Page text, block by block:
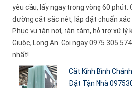
yêu cầu, lấy ngay trong vòng 60 phút.
đường cắt sắc nét, lắp đặt chuẩn xác
Phục vụ tận nơi, tận tâm, hỗ trợ xử lý
Giuộc, Long An. Gọi ngay 0975 305
nhất!
Cắt Kính Bình
Đặt Tận Nhà